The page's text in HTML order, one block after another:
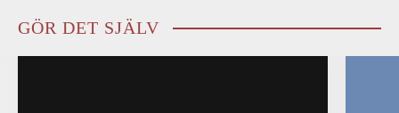
GÖR DET SJÄLV